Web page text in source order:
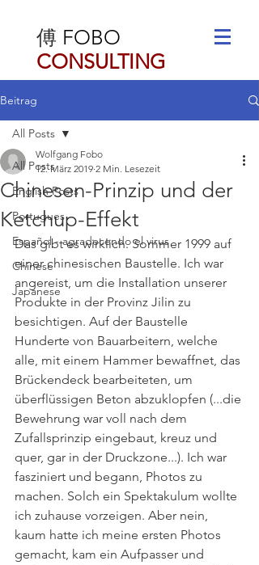
傅 FOBO
CONSULTING
Beitrag
All Posts
English Posts
Portugues
Español - agradecendo el virus
Chinese
Japanese
All Posts
Chinesen-Prinzip und der
Ketchup-Effekt
Wolfgang Fobo
12. März 2019 2 Min. Lesezeit
Das gibt es wirklich. Sommer 1999 auf
einer chinesischen Baustelle. Ich war
angereist, um die Installation unserer
Produkte in der Provinz Jilin zu
besichtigen. Auf der Baustelle
Hunderte von Bauarbeitern, welche
alle, mit einem Hammer bewaffnet, das
Brückendeck bearbeiteten, um
überflüssigen Beton abzuklopfen (...die
Bewehrung war voll nach dem
Zufallsprinzip eingebaut, kreuz und
quer, gar in der Druckzone...). Ich war
fasziniert und begann, Photos zu
machen. Solch ein Spektakulum wollte
ich zuhause vorzeigen. Aber nein,
kaum hatte ich meine ersten Photos
gemacht, kam ein Aufpasser und